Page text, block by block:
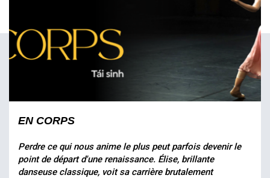
EN CORPS
Perdre ce qui nous anime le plus peut parfois devenir le
point de départ d'une renaissance. Élise, brillante
danseuse classique, voit sa carrière brutalement